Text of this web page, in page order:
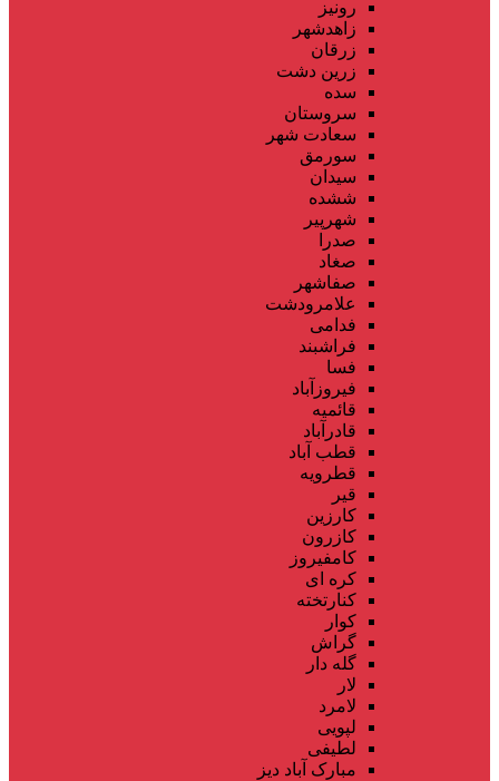
رونیز
زاهدشهر
زرقان
زرین دشت
سده
سروستان
سعادت شهر
سورمق
سیدان
ششده
شهرپیر
صدرا
صغاد
صفاشهر
علامرودشت
فدامی
فراشبند
فسا
فیروزآباد
قائمیه
قادرآباد
قطب آباد
قطرویه
قیر
کارزین
کازرون
کامفیروز
کره ای
کنارتخته
کوار
گراش
گله دار
لار
لامرد
لپویی
لطیفی
مبارک آباد دیز